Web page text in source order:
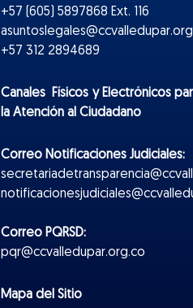
+57 (605) 5897868 Ext. 116
+57 312 2894689
Canales Físicos yElectrónicos
la Atención al Ciudadano
Correo Notificaciones Judiciales:
Correo PQRSD:
pqr@ccvalledupar.org.co
Mapa del Sitio